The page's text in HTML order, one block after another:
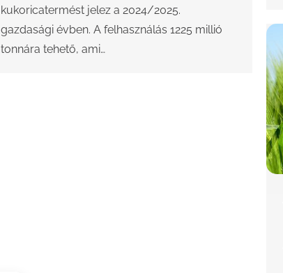
kukoricatermést jelez a 2024/2025.
gazdasági évben. A felhasználás 1225 millió
tonnára tehető, ami…